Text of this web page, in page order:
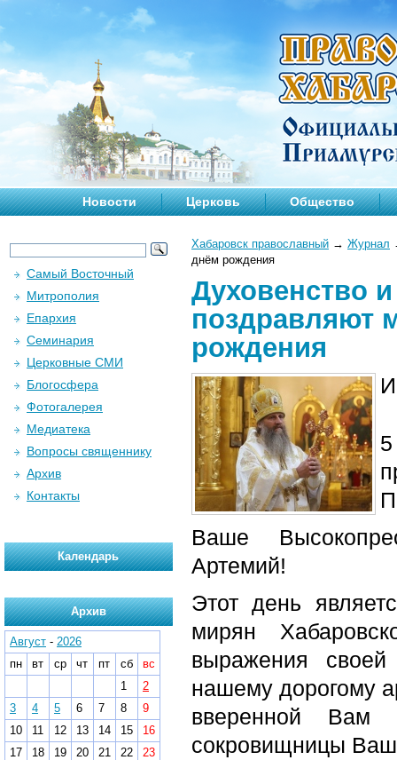
Новости Церковь Общество
Хабаровск православный → Журнал
днём рождения
Духовенство
поздравляют
рождения
Ваше
Артемий!
Этот день
мирян
выражения
нашему дорогому
вверенной Вам
сокровищницы
Самый Восточный
Митрополия
Епархия
Семинария
Церковные СМИ
Блогосфера
Фотогалерея
Медиатека
Вопросы священнику
Архив
Контакты
Календарь
Архив
Август - 2026
пн
вт ср чт пт сб
вс
1
2
3
4 5 6 7 8
9
10
11 12 13 14 15
16
17
18 19 20 21 22
23